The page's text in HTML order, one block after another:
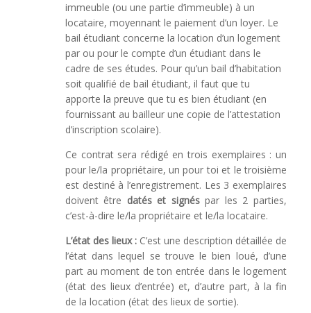
immeuble (ou une partie d’immeuble) à un
locataire, moyennant le paiement d’un loyer. Le
bail étudiant concerne la location d’un logement
par ou pour le compte d’un étudiant dans le
cadre de ses études. Pour qu’un bail d’habitation
soit qualifié de bail étudiant, il faut que tu
apporte la preuve que tu es bien étudiant (en
fournissant au bailleur une copie de l’attestation
d’inscription scolaire).
Ce contrat sera rédigé en trois exemplaires : un
pour le/la propriétaire, un pour toi et le troisième
est destiné à l’enregistrement. Les 3 exemplaires
doivent être datés et signéspar les 2 parties,
c’est-à-dire le/la propriétaire et le/la locataire.
L’état des lieux :C’est une description détaillée de
l’état dans lequel se trouve le bien loué, d’une
part au moment de ton entrée dans le logement
(état des lieux d’entrée) et, d’autre part, à la fin
de la location (état des lieux de sortie).